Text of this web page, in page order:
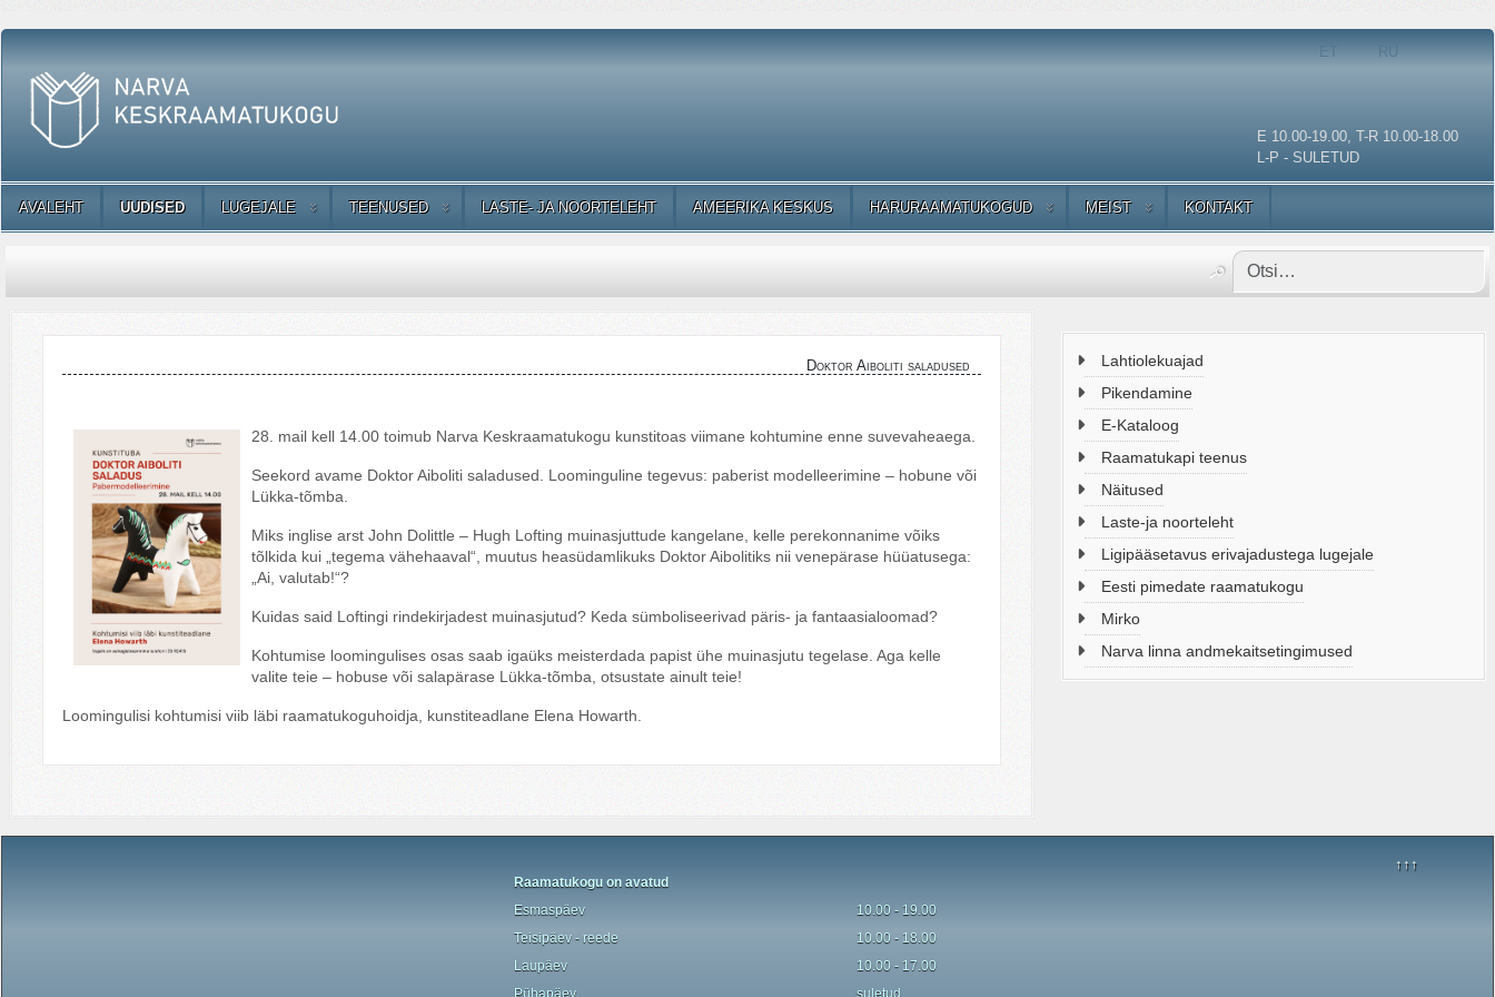
ET RU
E 10.00-19.00, T-R 10.00-18.00
L-P - SULETUD
AVALEHT UUDISED LUGEJALE TEENUSED LASTE- JA NOORTELEHT AMEERIKA KESKUS HARURAAMATUKOGUD MEIST KONTAKT
↑↑↑
Raamatukogu on avatud
Esmaspäev
10.00 - 19.00
Teisipäev - reede
10.00 - 18.00
Laupäev
10.00 - 17.00
Pühapäev suletud
Lahtiolekuajad
Pikendamine
E-Kataloog
Raamatukapi teenus
Näitused
Laste-ja noorteleht
Ligipääsetavus erivajadustega lugejale
Eesti pimedate raamatukogu
Mirko
Narva linna andmekaitsetingimused
Doktor Aiboliti saladused
28. mail kell 14.00 toimub Narva Keskraamatukogu kunstitoas viimane kohtumine enne suvevaheaega.
Seekord avame Doktor Aiboliti saladused. Loominguline tegevus: paberist modelleerimine – hobune või
Lükka-tõmba.
Miks inglise arst John Dolittle – Hugh Lofting muinasjuttude kangelane, kelle perekonnanime võiks
tõlkida kui „tegema vähehaaval“, muutus heasüdamlikuks Doktor Aibolitiks nii venepärase hüüatusega:
„Ai, valutab!“?
Kuidas said Loftingi rindekirjadest muinasjutud? Keda sümboliseerivad päris- ja fantaasialoomad?
Kohtumise loomingulises osas saab igaüks meisterdada papist ühe muinasjutu tegelase. Aga kelle
valite teie – hobuse või salapärase Lükka-tõmba, otsustate ainult teie!
Loomingulisi kohtumisi viib läbi raamatukoguhoidja, kunstiteadlane Elena Howarth.